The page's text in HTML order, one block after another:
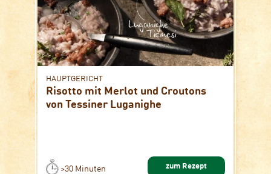
HAUPTGERICHT
Risotto mit Merlot und Croutons
von Tessiner Luganighe
>30 Minuten zum Rezept